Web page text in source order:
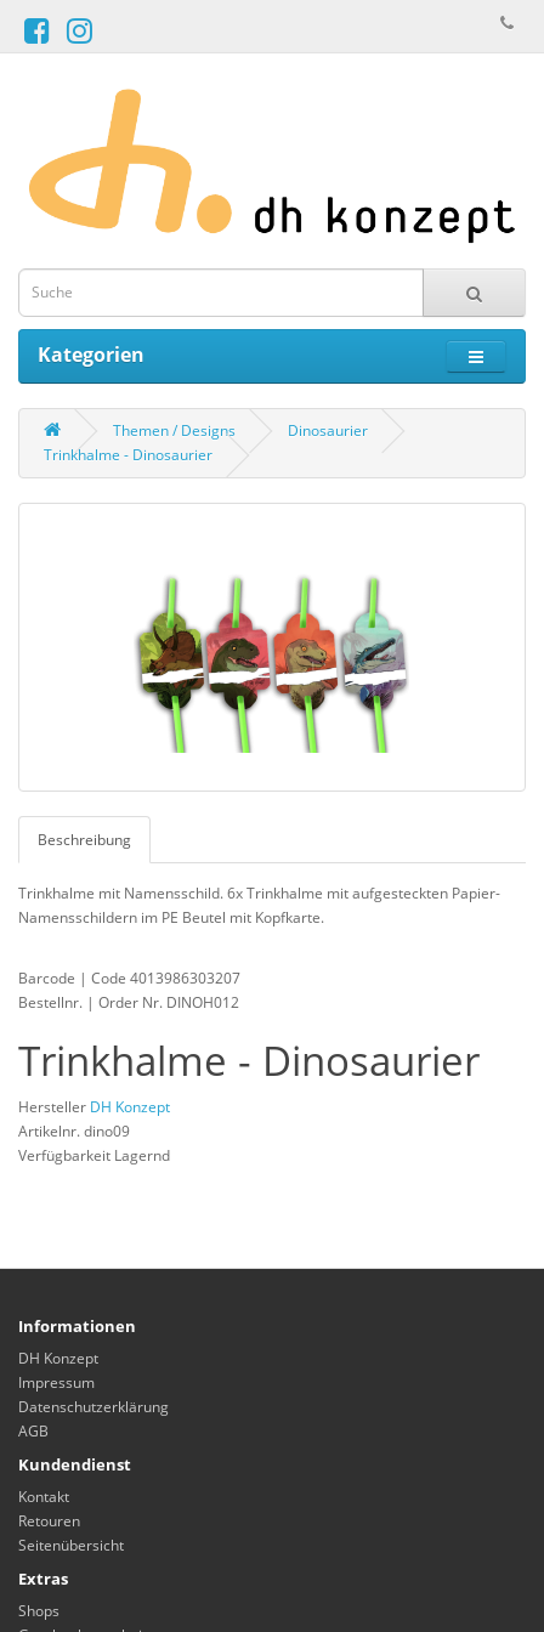
Kategorien
Themen / Designs
Dinosaurier
Trinkhalme - Dinosaurier
Beschreibung
Trinkhalme mit Namensschild. 6x Trinkhalme mit aufgesteckten Papier-
Namensschildern im PE Beutel mit Kopfkarte.
Barcode | Code 4013986303207
Bestellnr. | Order Nr. DINOH012
Trinkhalme - Dinosaurier
Hersteller DH Konzept
Artikelnr. dino09
Verfügbarkeit Lagernd
Informationen
DH Konzept
Impressum
Datenschutzerklärung
AGB
Kundendienst
Kontakt
Retouren
Seitenübersicht
Extras
Shops